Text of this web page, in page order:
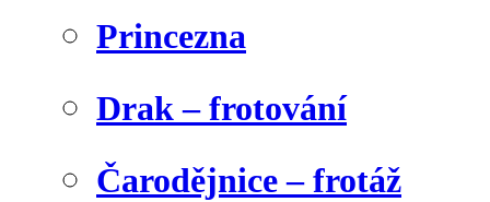
Princezna
Drak – frotování
Čarodějnice – frotáž